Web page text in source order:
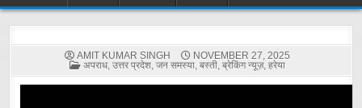
AMIT KUMAR SINGH NOVEMBER 27, 2025
POSTED
IN
अपराध, उत्तर प्रदेश, जन समस्या, बस्ती, ब्रेकिंग न्यूज़, हरेया